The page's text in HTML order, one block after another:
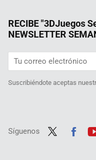
RECIBE "3DJuegos
NEWSLETTER
Suscribiéndote aceptas
Síguenos